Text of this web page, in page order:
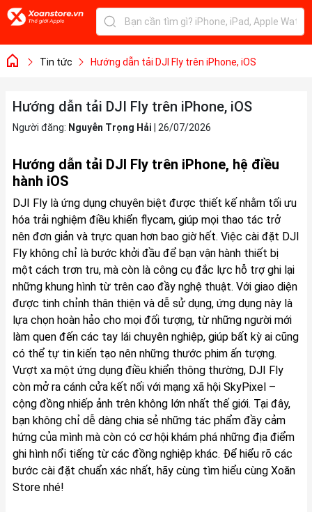
Tin tức Hướng dẫn tải DJI Fly trên iPhone, iOS
Hướng dẫn tải DJI Fly trên iPhone, iOS
Người đăng: Nguyễn Trọng Hải 26/07/2026
Hướng dẫn tải DJI Fly trên iPhone, hệ điều
hành iOS
DJI Fly là ứng dụng chuyên biệt được thiết kế nhằm tối ưu
hóa trải nghiệm điều khiển flycam, giúp mọi thao tác trở
nên đơn giản và trực quan hơn bao giờ hết. Việc cài đặt DJI
Fly không chỉ là bước khởi đầu để bạn vận hành thiết bị
một cách trơn tru, mà còn là công cụ đắc lực hỗ trợ ghi lại
những khung hình từ trên cao đầy nghệ thuật. Với giao diện
được tinh chỉnh thân thiện và dễ sử dụng, ứng dụng này là
lựa chọn hoàn hảo cho mọi đối tượng, từ những người mới
làm quen đến các tay lái chuyên nghiệp, giúp bất kỳ ai cũng
có thể tự tin kiến tạo nên những thước phim ấn tượng.
Vượt xa một ứng dụng điều khiển thông thường, DJI Fly
còn mở ra cánh cửa kết nối với mạng xã hội SkyPixel –
cộng đồng nhiếp ảnh trên không lớn nhất thế giới. Tại đây,
bạn không chỉ dễ dàng chia sẻ những tác phẩm đầy cảm
hứng của mình mà còn có cơ hội khám phá những địa điểm
ghi hình nổi tiếng từ các đồng nghiệp khác. Để hiểu rõ các
bước cài đặt chuẩn xác nhất, hãy cùng tìm hiểu cùng Xoăn
Store nhé!